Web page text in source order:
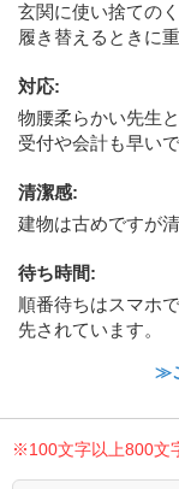
玄関に使い捨ての
履き替えるときに
対応:
物腰柔らかい先生
受付や会計も早いで
清潔感:
建物は古めですが
待ち時間:
順番待ちはスマホ
先されています。
≫
※100文字以上800文